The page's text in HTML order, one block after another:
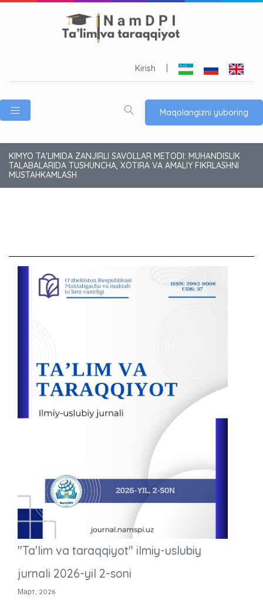
Kirish
Maqolangizni yuboring
KIMYO TA'LIMIDA ZANJIRLI SAVOLLAR METODI: MUHANDISLIK
TALABALARIDA TUSHUNCHA, XOTIRA VA AMALIY FIKRLASHNI
MUSTAHKAMLASH
"Ta'lim va taraqqiyot" ilmiy-uslubiy
jurnali 2026-yil 2-soni
Март, 2026